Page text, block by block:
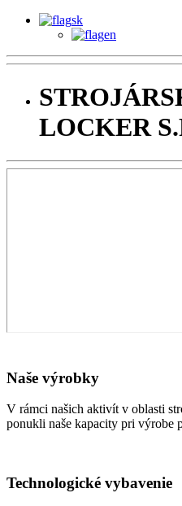
sk
en
LOCKER
Naše výrobky
V rámci našich aktivít v oblasti
ponukli naše kapacity pri výrobe
Technologické vybavenie